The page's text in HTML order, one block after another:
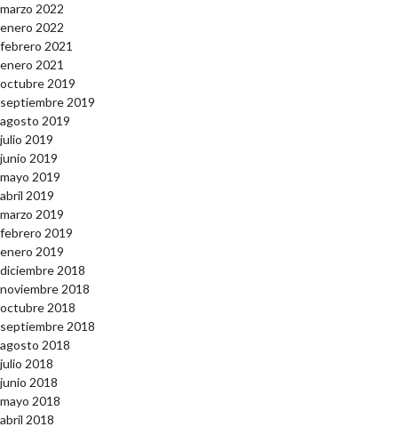
marzo 2022
enero 2022
febrero 2021
enero 2021
octubre 2019
septiembre 2019
agosto 2019
julio 2019
junio 2019
mayo 2019
abril 2019
marzo 2019
febrero 2019
enero 2019
diciembre 2018
noviembre 2018
octubre 2018
septiembre 2018
agosto 2018
julio 2018
junio 2018
mayo 2018
abril 2018